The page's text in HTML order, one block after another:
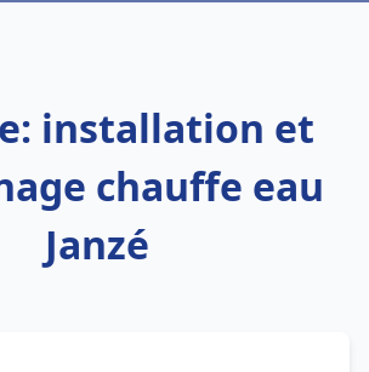
installation et
chauffe eau
Janzé